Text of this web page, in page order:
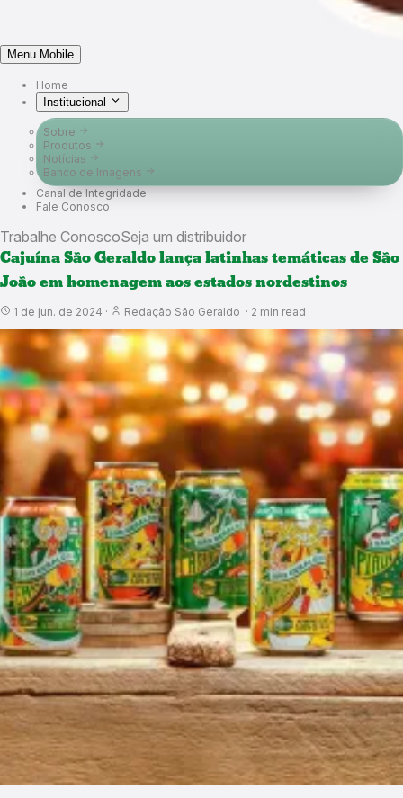
Menu Mobile
Home
Institucional
Sobre
Produtos
Notícias
Banco de Imagens
Canal de Integridade
Fale Conosco
Trabalhe ConoscoSeja um distribuidor
Cajuína São Geraldo lança latinhas temáticas de São
João em homenagem aos estados nordestinos
1 de jun. de 2024 · Redação São Geraldo · 2 min read